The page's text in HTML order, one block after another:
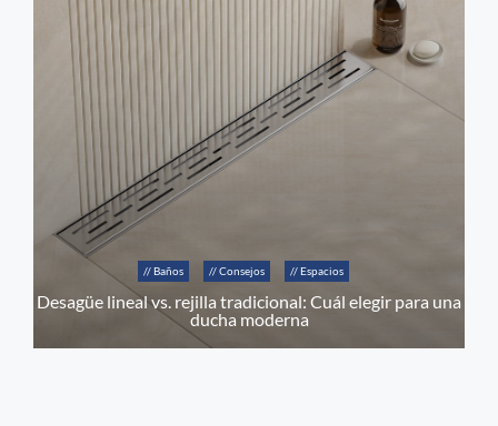
// Baños // Consejos // Espacios
Desagüe lineal vs. rejilla tradicional: Cuál elegir para una
ducha moderna